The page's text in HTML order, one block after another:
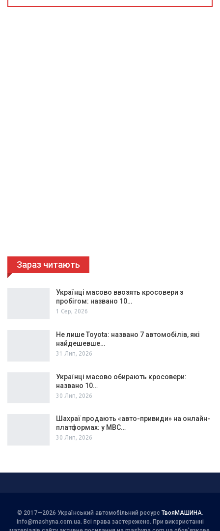
Зараз читають
Українці масово ввозять кросовери з
пробігом: названо 10…
1 Сер, 2026
Не лише Toyota: названо 7 автомобілів, які
найдешевше…
31 Лип, 2026
Українці масово обирають кросовери:
названо 10…
30 Лип, 2026
Шахраї продають «авто-привиди» на онлайн-
платформах: у МВС…
30 Лип, 2026
© 2017—2026 Український автомобільний ресурс ТвояМАШИНА.
info@mashyna.com.ua. Всі права застережено. При використанні